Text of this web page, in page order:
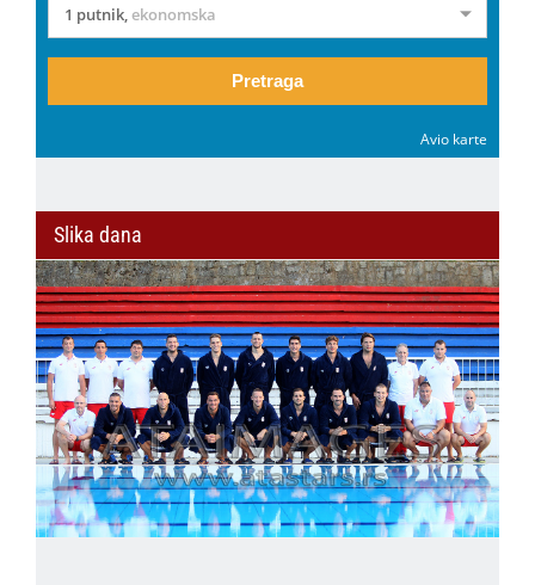
1 putnik,ekonomska
Pretraga
Avio karte
Slika dana